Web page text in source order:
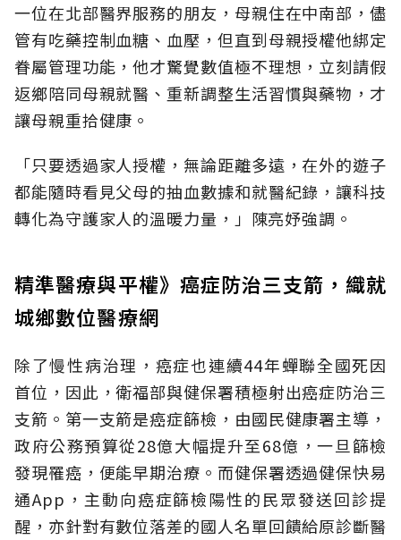
一位在北部醫界服務的朋友，母親住在中南部，儘
管有吃藥控制血糖、血壓，但直到母親授權他綁定
眷屬管理功能，他才驚覺數值極不理想，立刻請假
返鄉陪同母親就醫、重新調整生活習慣與藥物，才
讓母親重拾健康。
「只要透過家人授權，無論距離多遠，在外的遊子
都能隨時看見父母的抽血數據和就醫紀錄，讓科技
轉化為守護家人的溫暖力量，」陳亮妤強調。
精準醫療與平權》癌症防治三支箭，織就
城鄉數位醫療網
除了慢性病治理，癌症也連續44年蟬聯全國死因
首位，因此，衛福部與健保署積極射出癌症防治三
支箭。第一支箭是癌症篩檢，由國民健康署主導，
政府公務預算從28億大幅提升至68億，一旦篩檢
發現罹癌，便能早期治療。而健保署透過健保快易
通App，主動向癌症篩檢陽性的民眾發送回診提
醒，亦針對有數位落差的國人名單回饋給原診斷醫